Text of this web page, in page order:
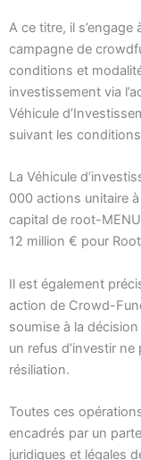
A ce titre, il
campagne de
conditions et
investissement via
Véhicule
suivant les
La Véhicule
000 actions unitaire
capital de root-
12 million € pour
Il est également
action de Crowd-
soumise à la
un refus d’investir
résiliation.
Toutes ces
encadrés par un
juridiques et légales